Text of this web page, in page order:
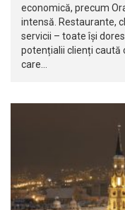
economică, precum
intensă. Restaurante,
servicii – toate își
potențialii clienți caută
care…